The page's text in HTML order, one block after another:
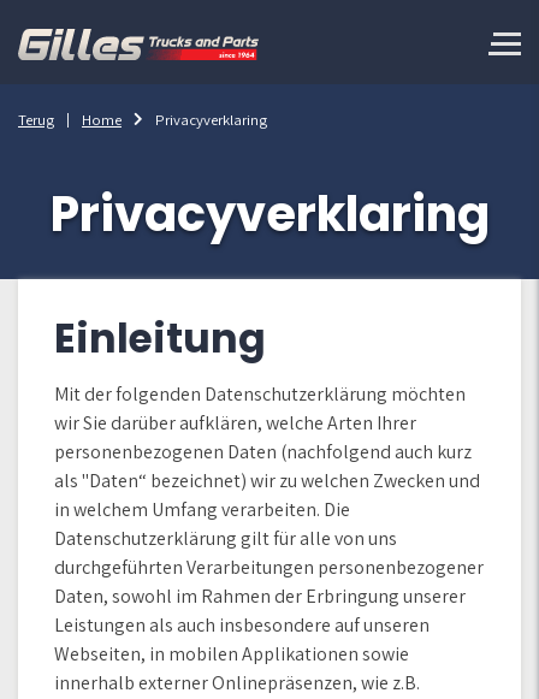
Terug Home Privacyverklaring
Privacyverklaring
Einleitung
Mit der folgenden Datenschutzerklärung möchten
wir Sie darüber aufklären, welche Arten Ihrer
personenbezogenen Daten (nachfolgend auch kurz
als "Daten“ bezeichnet) wir zu welchen Zwecken und
in welchem Umfang verarbeiten. Die
Datenschutzerklärung gilt für alle von uns
durchgeführten Verarbeitungen personenbezogener
Daten, sowohl im Rahmen der Erbringung unserer
Leistungen als auch insbesondere auf unseren
Webseiten, in mobilen Applikationen sowie
innerhalb externer Onlinepräsenzen, wie z.B.